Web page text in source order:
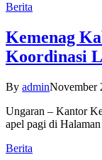
Berita
Kemenag
Koordinasi
By adminNovember
Ungaran – Kantor
apel pagi di
Berita